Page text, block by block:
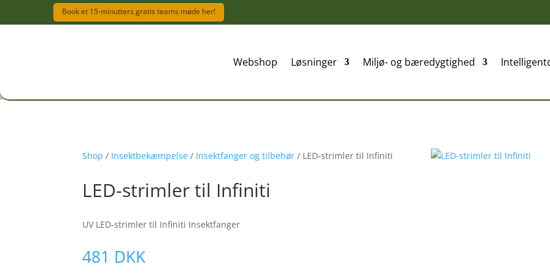
Book et 15-minutters gratis teams møde her!
Webshop Løsninger Miljø- og bæredygtighed
Webshop Løsninger Miljø- og bæredygtighed
Shop / Insektbekæmpelse / Insektfanger og tilbehør / LED-strimler til Infiniti
LED-strimler til Infiniti
UV LED-strimler til Infiniti Insektfanger
481 DKK